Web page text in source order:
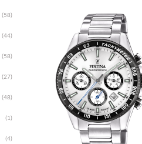
(58)
(44)
(58)
(27)
(48)
(1)
(4)